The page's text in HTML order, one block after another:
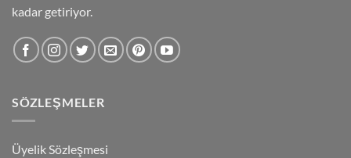
kadar getiriyor.
SÖZLEŞMELER
Üyelik Sözleşmesi